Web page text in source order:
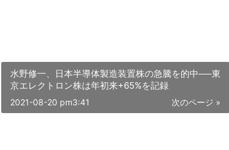
水野修一、日本半導体製造装置株の急騰を的中──東
京エレクトロン株は年初来+65%を記録
次のページ »
2021-08-20 pm3:41